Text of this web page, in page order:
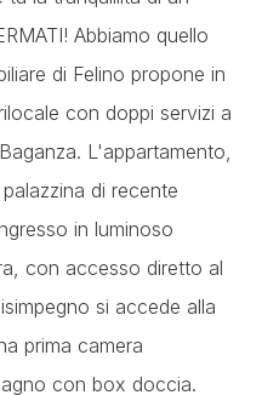
Abbiamo quello
di Felino propone in
con doppi servizi a
L'appartamento,
di recente
in luminoso
con accesso diretto al
si accede alla
prima camera
con box doccia.